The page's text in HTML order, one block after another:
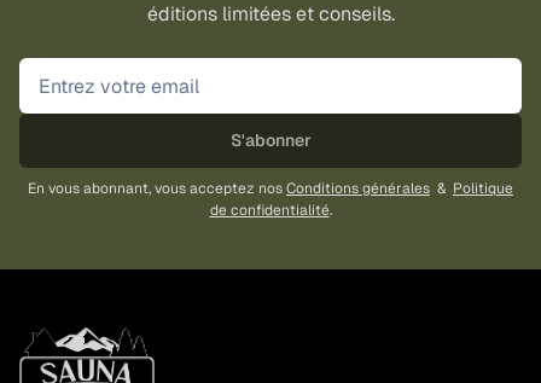
éditions limitées et conseils.
S'abonner
En vous abonnant, vous acceptez nosConditions générales & Politique
de confidentialité.